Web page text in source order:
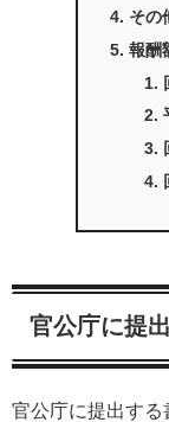
その
報酬
官公庁に提
官公庁に提出す